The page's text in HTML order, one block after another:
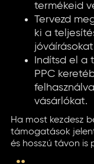
termékeid
Tervezd
ki a
Indítsd el a
PPC
vásárlókat.
Ha most kezdesz
támogatások
és hosszú távon is